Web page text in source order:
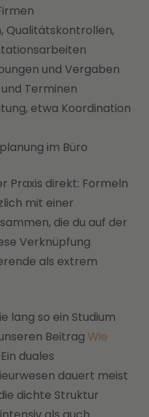
Qualitätskontrollen,
und Vergaben
Terminen
etwa Koordination
im Büro
Praxis direkt: Formeln
mit einer
die du auf der
Verknüpfung
als extrem
lang so ein Studium
Beitrag Wie
duales
dauert meist
dichte Struktur